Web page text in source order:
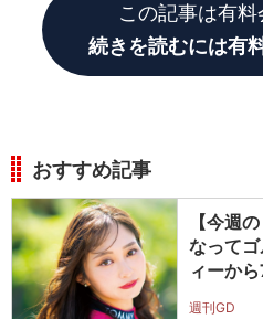
この記事は有
続きを読むには有
おすすめ記事
【今週
なって
ィーか
週刊GD